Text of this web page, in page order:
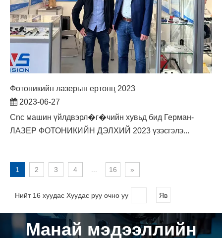
Фотоникийн лазерын ертөнц 2023
2023-06-27
Cnc машин үйлдвэрл�г�чийн хувьд бид Герман-
ЛАЗЕР ФОТОНИКИЙН ДЭЛХИЙ 2023 үзэсгэлэ...
1 2 3 4 16 »
Нийт 16 хуудас Хуудас руу очно уу Яв
Манай мэдээллийн